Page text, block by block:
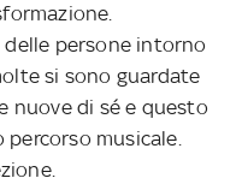
delle persone intorno
si sono guardate
nuove di sé e questo
musicale.